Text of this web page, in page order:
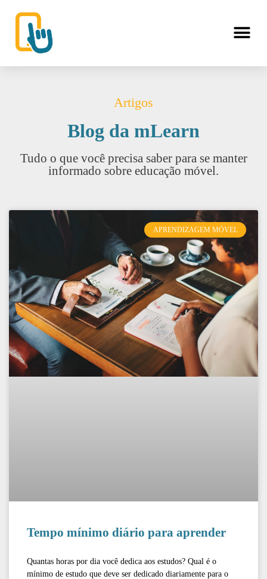
Artigos
Blog da mLearn
Tudo o que você precisa saber para se manter
informado sobre educação móvel.
APRENDIZAGEM MÓVEL
Tempo mínimo diário para aprender
Quantas horas por dia você dedica aos estudos? Qual é o
mínimo de estudo que deve ser dedicado diariamente para o